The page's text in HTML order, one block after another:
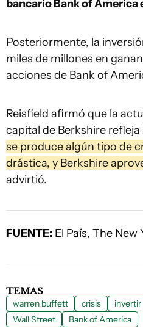
bancario Bank of America
Posteriormente, la
miles de millones en
acciones de Bank of
Reisfield afirmó que la
capital de Berkshire
se produce algún tipo de
drástica, y Berkshire
advirtió.
FUENTE: El País, The
TEMAS
warren buffett crisis invertir
Wall Street
Bank of America